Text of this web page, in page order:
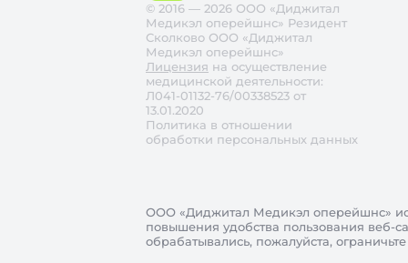
© 2016 — 2026 ООО «Диджитал
Медикэл оперейшнс» Резидент
Сколково ООО «Диджитал
Медикэл оперейшнс»
Лицензия на осуществление
медицинской деятельности:
Л041-01132-76/00338523 от
13.01.2020
Политика в отношении
обработки персональных данных
ООО «Диджитал Медикэл оперейшнс»
повышения удобства пользования веб-
обрабатывались, пожалуйста,